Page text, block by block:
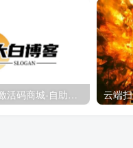
优码城-自助激活码商城-自助购卡点击-激活码24小时自助发卡地址